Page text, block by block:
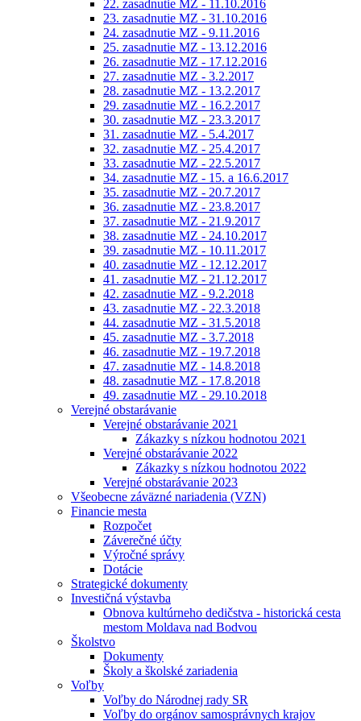
22. zasadnutie MZ - 11.10.2016
23. zasadnutie MZ - 31.10.2016
24. zasadnutie MZ - 9.11.2016
25. zasadnutie MZ - 13.12.2016
26. zasadnutie MZ - 17.12.2016
27. zasadnutie MZ - 3.2.2017
28. zasadnutie MZ - 13.2.2017
29. zasadnutie MZ - 16.2.2017
30. zasadnutie MZ - 23.3.2017
31. zasadnutie MZ - 5.4.2017
32. zasadnutie MZ - 25.4.2017
33. zasadnutie MZ - 22.5.2017
34. zasadnutie MZ - 15. a 16.6.2017
35. zasadnutie MZ - 20.7.2017
36. zasadnutie MZ - 23.8.2017
37. zasadnutie MZ - 21.9.2017
38. zasadnutie MZ - 24.10.2017
39. zasadnutie MZ - 10.11.2017
40. zasadnutie MZ - 12.12.2017
41. zasadnutie MZ - 21.12.2017
42. zasadnutie MZ - 9.2.2018
43. zasadnutie MZ - 22.3.2018
44. zasadnutie MZ - 31.5.2018
45. zasadnutie MZ - 3.7.2018
46. zasadnutie MZ - 19.7.2018
47. zasadnutie MZ - 14.8.2018
48. zasadnutie MZ - 17.8.2018
49. zasadnutie MZ - 29.10.2018
Verejné obstarávanie
Verejné obstarávanie 2021
Zákazky s nízkou hodnotou 2021
Verejné obstarávanie 2022
Zákazky s nízkou hodnotou 2022
Verejné obstarávanie 2023
Všeobecne záväzné nariadenia (VZN)
Financie mesta
Rozpočet
Záverečné účty
Výročné správy
Dotácie
Strategické dokumenty
Investičná výstavba
Obnova kultúrneho dedičstva - historická cesta
mestom Moldava nad Bodvou
Školstvo
Dokumenty
Školy a školské zariadenia
Voľby
Voľby do Národnej rady SR
Voľby do orgánov samosprávnych krajov